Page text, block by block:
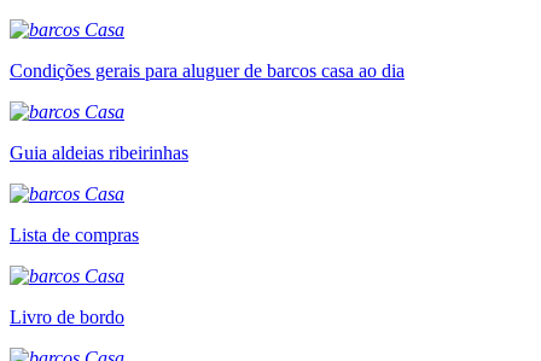
Condições gerais para aluguer de barcos casa ao dia
Guia aldeias ribeirinhas
Lista de compras
Livro de bordo